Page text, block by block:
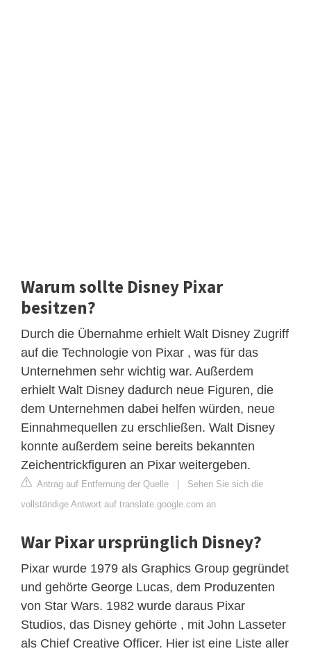
Warum sollte Disney Pixar
besitzen?
Durch die Übernahme erhielt Walt Disney Zugriff
auf die Technologie von Pixar , was für das
Unternehmen sehr wichtig war. Außerdem
erhielt Walt Disney dadurch neue Figuren, die
dem Unternehmen dabei helfen würden, neue
Einnahmequellen zu erschließen. Walt Disney
konnte außerdem seine bereits bekannten
Zeichentrickfiguren an Pixar weitergeben.
Antrag auf Entfernung der Quelle | Sehen Sie sich die
vollständige Antwort auf translate.google.com an
War Pixar ursprünglich Disney?
Pixar wurde 1979 als Graphics Group gegründet
und gehörte George Lucas, dem Produzenten
von Star Wars. 1982 wurde daraus Pixar
Studios, das Disney gehörte , mit John Lasseter
als Chief Creative Officer. Hier ist eine Liste aller